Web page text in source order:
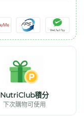
NutriClub積分
下次購物可使用